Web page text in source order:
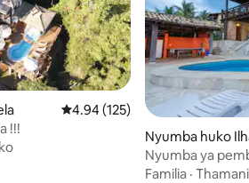
Ukadiriaji wa wastani wa 4.94
4.94 (125)
!!!
Nyumba huko
Nyumba ya
Brasil Ilhabela
Familia · Thamani